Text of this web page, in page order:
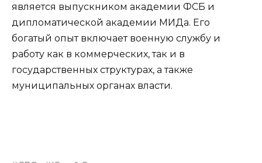
является выпускником академии ФСБ и
дипломатической академии МИДа. Его
богатый опыт включает военную службу и
работу как в коммерческих, так и в
государственных структурах, а также
муниципальных органах власти.